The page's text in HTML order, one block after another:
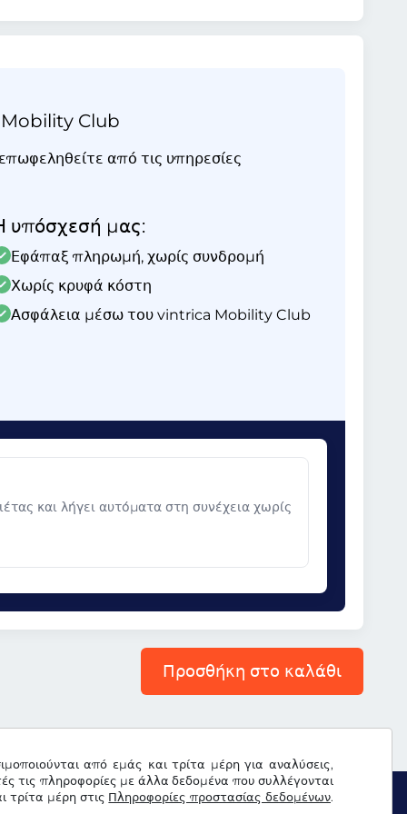
από εμάς και τρίτα μέρη για αναλύσεις,
τις πληροφορίες με άλλα δεδομένα που συλλέγονται
τρίτα μέρη στις Πληροφορίες προστασίας δεδομένων.
Club
από τις υπηρεσίες
υπόσχεσή μας:
Εφάπαξ πληρωμή, χωρίς συνδρομή
Χωρίς κρυφά κόστη
Ασφάλεια μέσω του vintrica Mobility Club
και λήγει αυτόματα στη συνέχεια χωρίς
Προσθήκη στο καλάθι